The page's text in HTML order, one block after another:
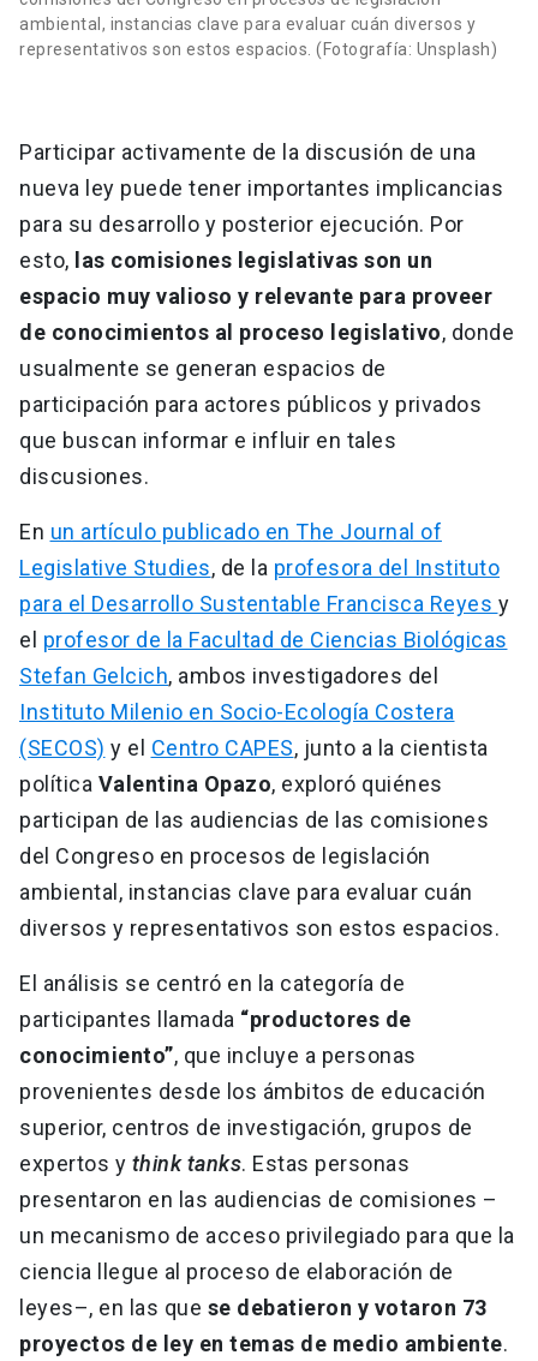
ambiental, instancias clave para evaluar cuán diversos y
representativos son estos espacios. (Fotografía: Unsplash)
Participar activamente de la discusión de una
nueva ley puede tener importantes implicancias
para su desarrollo y posterior ejecución. Por
esto, las comisiones legislativas son un
espacio muy valioso y relevante para proveer
de conocimientos al proceso legislativo, donde
usualmente se generan espacios de
participación para actores públicos y privados
que buscan informar e influir en tales
discusiones.
En un artículo publicado en The Journal of
Legislative Studies, de la profesora del Instituto
para el Desarrollo Sustentable Francisca Reyes y
el profesor de la Facultad de Ciencias Biológicas
Stefan Gelcich, ambos investigadores del
Instituto Milenio en Socio-Ecología Costera
(SECOS) y el Centro CAPES, junto a la cientista
política Valentina Opazo, exploró quiénes
participan de las audiencias de las comisiones
del Congreso en procesos de legislación
ambiental, instancias clave para evaluar cuán
diversos y representativos son estos espacios.
El análisis se centró en la categoría de
participantes llamada “productores de
conocimiento”, que incluye a personas
provenientes desde los ámbitos de educación
superior, centros de investigación, grupos de
expertos y think tanks. Estas personas
presentaron en las audiencias de comisiones –
un mecanismo de acceso privilegiado para que la
ciencia llegue al proceso de elaboración de
leyes–, en las que se debatieron y votaron 73
proyectos de ley en temas de medio ambiente.